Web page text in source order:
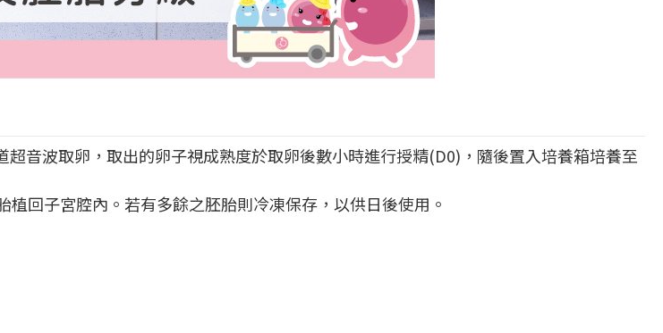
音波取卵，取出的卵子視成熟度於取卵後數小時進行授精(D0)，隨後置入培養箱培養至
回子宮腔內。若有多餘之胚胎則冷凍保存，以供日後使用。